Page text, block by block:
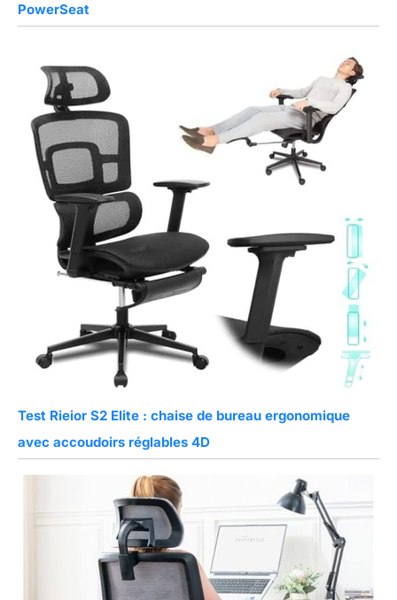
PowerSeat
Test Rieior S2 Elite : chaise de bureau ergonomique
avec accoudoirs réglables 4D